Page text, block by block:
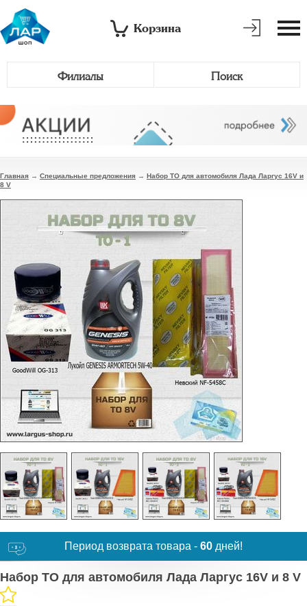
Корзина
Филиалы Поиск
Главная → Специальные предложения → Набор ТО для автомобиля Лада Ларгус 16V и
8 V
Период возврата товара - 60 дней!
Набор ТО для автомобиля Лада Ларгус 16V и 8 V